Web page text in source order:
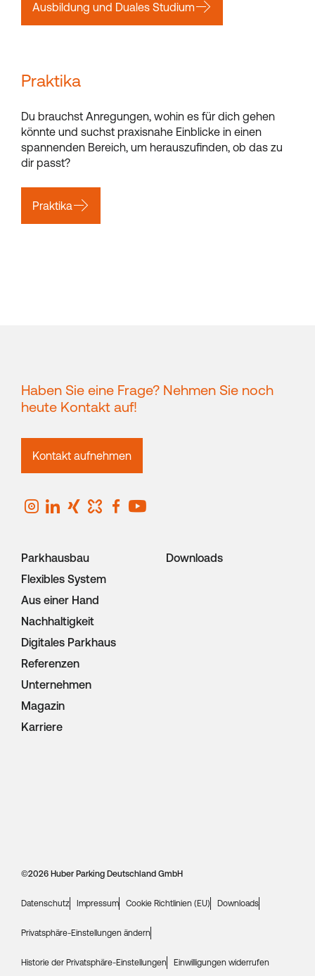
Ausbildung und Duales Studium
Praktika
Du brauchst Anregungen, wohin es für dich gehen
könnte und suchst praxisnahe Einblicke in einen
spannenden Bereich, um herauszufinden, ob das zu
dir passt?
Praktika
Haben Sie eine Frage? Nehmen Sie noch
heute Kontakt auf!
Kontakt aufnehmen
Parkhausbau
Flexibles System
Aus einer Hand
Nachhaltigkeit
Digitales Parkhaus
Referenzen
Unternehmen
Magazin
Karriere
Downloads
©2026 Huber Parking Deutschland GmbH
Datenschutz Impressum Cookie Richtlinien (EU) Downloads
Privatsphäre-Einstellungen ändern
Historie der Privatsphäre-Einstellungen Einwilligungen widerrufen